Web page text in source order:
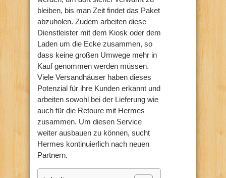
bleiben, bis man Zeit findet das Paket
abzuholen. Zudem arbeiten diese
Dienstleister mit dem Kiosk oder dem
Laden um die Ecke zusammen, so
dass keine großen Umwege mehr in
Kauf genommen werden müssen.
Viele Versandhäuser haben dieses
Potenzial für ihre Kunden erkannt und
arbeiten sowohl bei der Lieferung wie
auch für die Retoure mit Hermes
zusammen. Um diesen Service
weiter ausbauen zu können, sucht
Hermes kontinuierlich nach neuen
Partnern.